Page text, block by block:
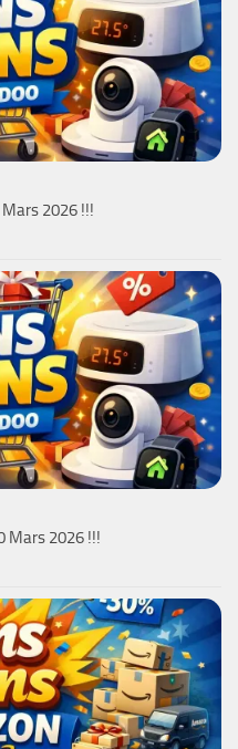
Mars 2026 !!!
Mars 2026 !!!